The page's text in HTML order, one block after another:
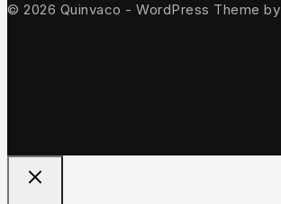
© 2026 Quinvaco - WordPress Theme by